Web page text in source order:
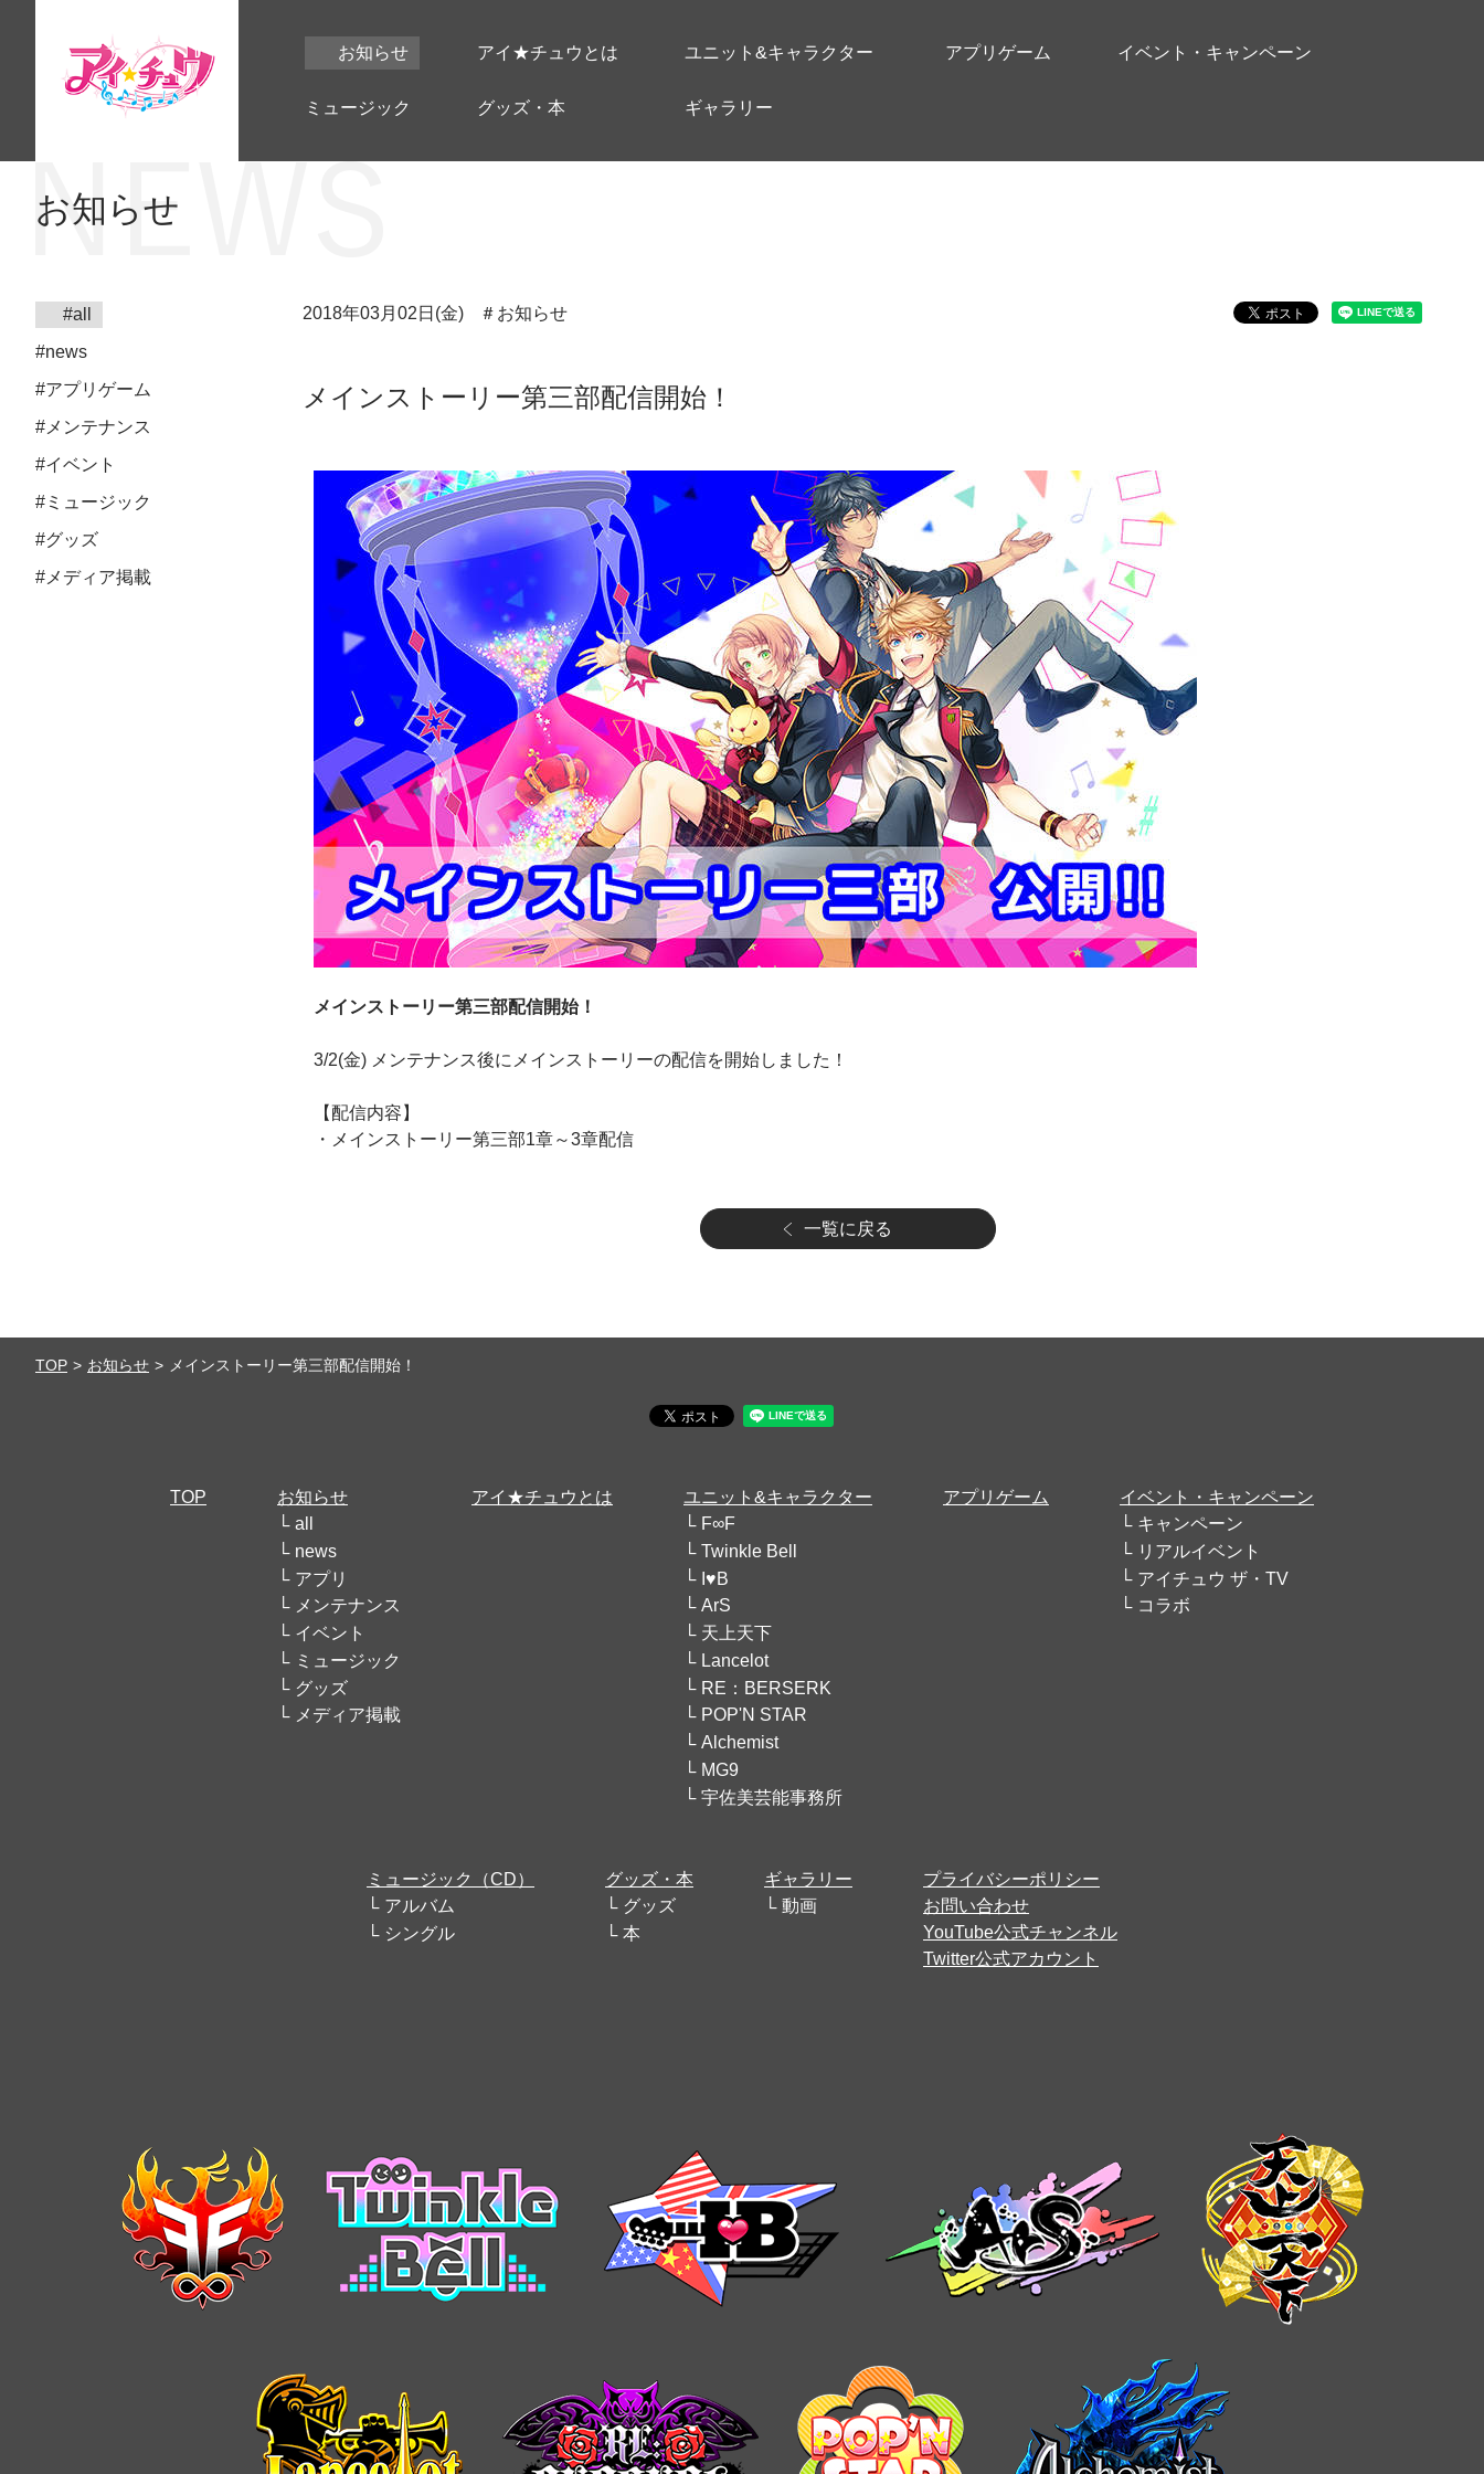
お知らせ アイ★チュウとは ユニット&キャラクター アプリゲーム イベント・キャンペーン
ミュージック グッズ・本 ギャラリー
お知らせ
#all
#news
#アプリゲーム
#メンテナンス
#イベント
#ミュージック
#グッズ
#メディア掲載
2018年03月02日(金) ＃お知らせ
メインストーリー第三部配信開始！
メインストーリー第三部配信開始！
3/2(金) メンテナンス後にメインストーリーの配信を開始しました！
【配信内容】
・メインストーリー第三部1章～3章配信
一覧に戻る
TOP お知らせ メインストーリー第三部配信開始！
TOP
お知らせ
all
news
アプリ
メンテナンス
イベント
ミュージック
グッズ
メディア掲載
アイ★チュウとは
ユニット&キャラクター
F∞F
Twinkle Bell
I♥B
ArS
天上天下
Lancelot
RE：BERSERK
POP'N STAR
Alchemist
MG9
宇佐美芸能事務所
アプリゲーム
イベント・キャンペーン
キャンペーン
リアルイベント
アイチュウ ザ・TV
コラボ
ミュージック（CD）
アルバム
シングル
グッズ・本
グッズ
本
ギャラリー
動画
プライバシーポリシー
お問い合わせ
YouTube公式チャンネル
Twitter公式アカウント